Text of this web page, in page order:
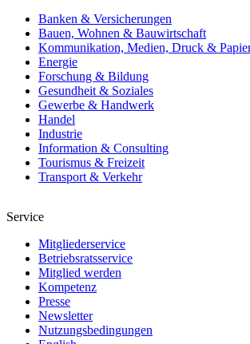
Banken & Versicherungen
Bauen, Wohnen & Bauwirtschaft
Kommunikation, Medien, Druck &
Energie
Forschung & Bildung
Gesundheit & Soziales
Gewerbe & Handwerk
Handel
Industrie
Information & Consulting
Tourismus & Freizeit
Transport & Verkehr
Service
Mitgliederservice
Betriebsratsservice
Mitglied werden
Kompetenz
Presse
Newsletter
Nutzungsbedingungen